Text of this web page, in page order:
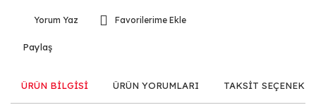
Yorum Yaz
Paylaş
ÜRÜN BİLGİSİ ÜRÜN YORUMLARI TAKSİT